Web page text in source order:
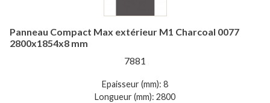
Panneau Compact Max extérieur M1 Charcoal 0077
2800x1854x8 mm
7881
Epaisseur (mm): 8
Longueur (mm): 2800